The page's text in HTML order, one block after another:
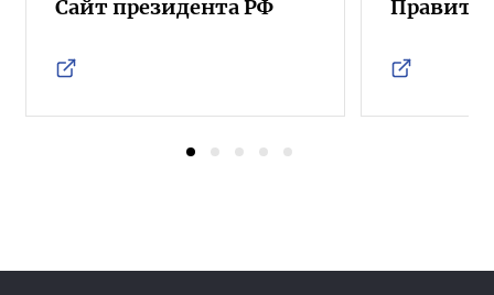
Сайт президента РФ